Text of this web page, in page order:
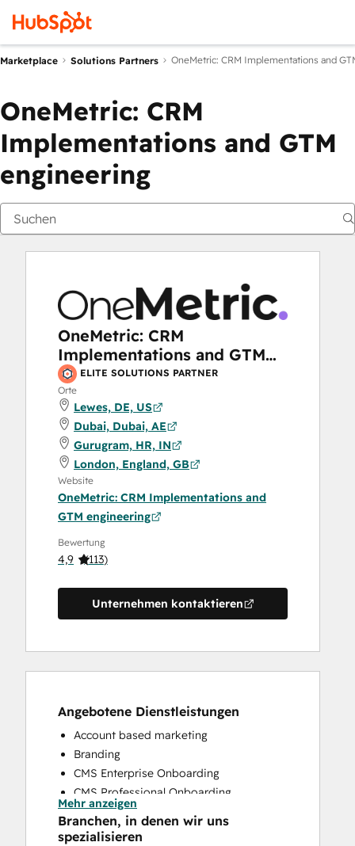
Marketplace Solutions Partners OneMetric: CRM Implementations and
OneMetric: CRM
Implementations and GTM
engineering
OneMetric: CRM
Implementations and GTM
engineering
ELITE SOLUTIONS PARTNER
Orte
Lewes, DE, US
Dubai, Dubai, AE
Gurugram, HR, IN
London, England, GB
Website
OneMetric: CRM Implementations and
GTM engineering
Bewertung
4,9 (113)
Unternehmen kontaktieren
Angebotene Dienstleistungen
Account based marketing
Branding
CMS Enterprise Onboarding
CMS Professional Onboarding
Community Management
Content Creation
Mehr anzeigen
Branchen, in denen wir uns
spezialisieren